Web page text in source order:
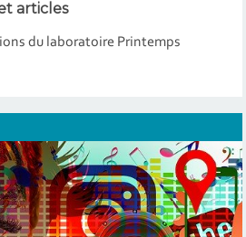
articles
du laboratoire Printemps